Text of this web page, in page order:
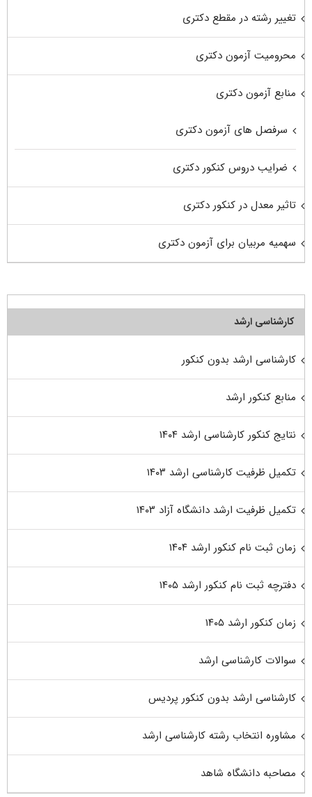
تغییر رشته در مقطع دکتری
محرومیت آزمون دکتری
منابع آزمون دکتری
سرفصل های آزمون دکتری
ضرایب دروس کنکور دکتری
تاثیر معدل در کنکور دکتری
سهمیه مربیان برای آزمون دکتری
کارشناسی ارشد
کارشناسی ارشد بدون کنکور
منابع کنکور ارشد
نتایج کنکور کارشناسی ارشد ۱۴۰۴
تکمیل ظرفیت کارشناسی ارشد ۱۴۰۳
تکمیل ظرفیت ارشد دانشگاه آزاد ۱۴۰۳
زمان ثبت نام کنکور ارشد ۱۴۰۴
دفترچه ثبت نام کنکور ارشد ۱۴۰۵
زمان کنکور ارشد ۱۴۰۵
سوالات کارشناسی ارشد
کارشناسی ارشد بدون کنکور پردیس
مشاوره انتخاب رشته کارشناسی ارشد
مصاحبه دانشگاه شاهد